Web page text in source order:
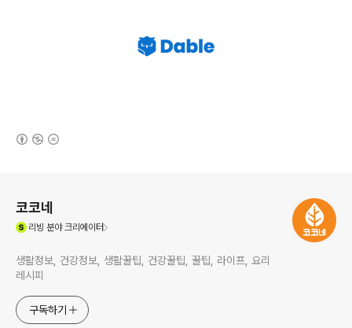
코코네
리빙 분야 크리에이터
생활정보, 건강정보, 생활꿀팁, 건강꿀팁, 꿀팁, 라이프, 요리
레시피
구독하기